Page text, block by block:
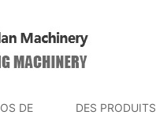
DE DES PRODUITS